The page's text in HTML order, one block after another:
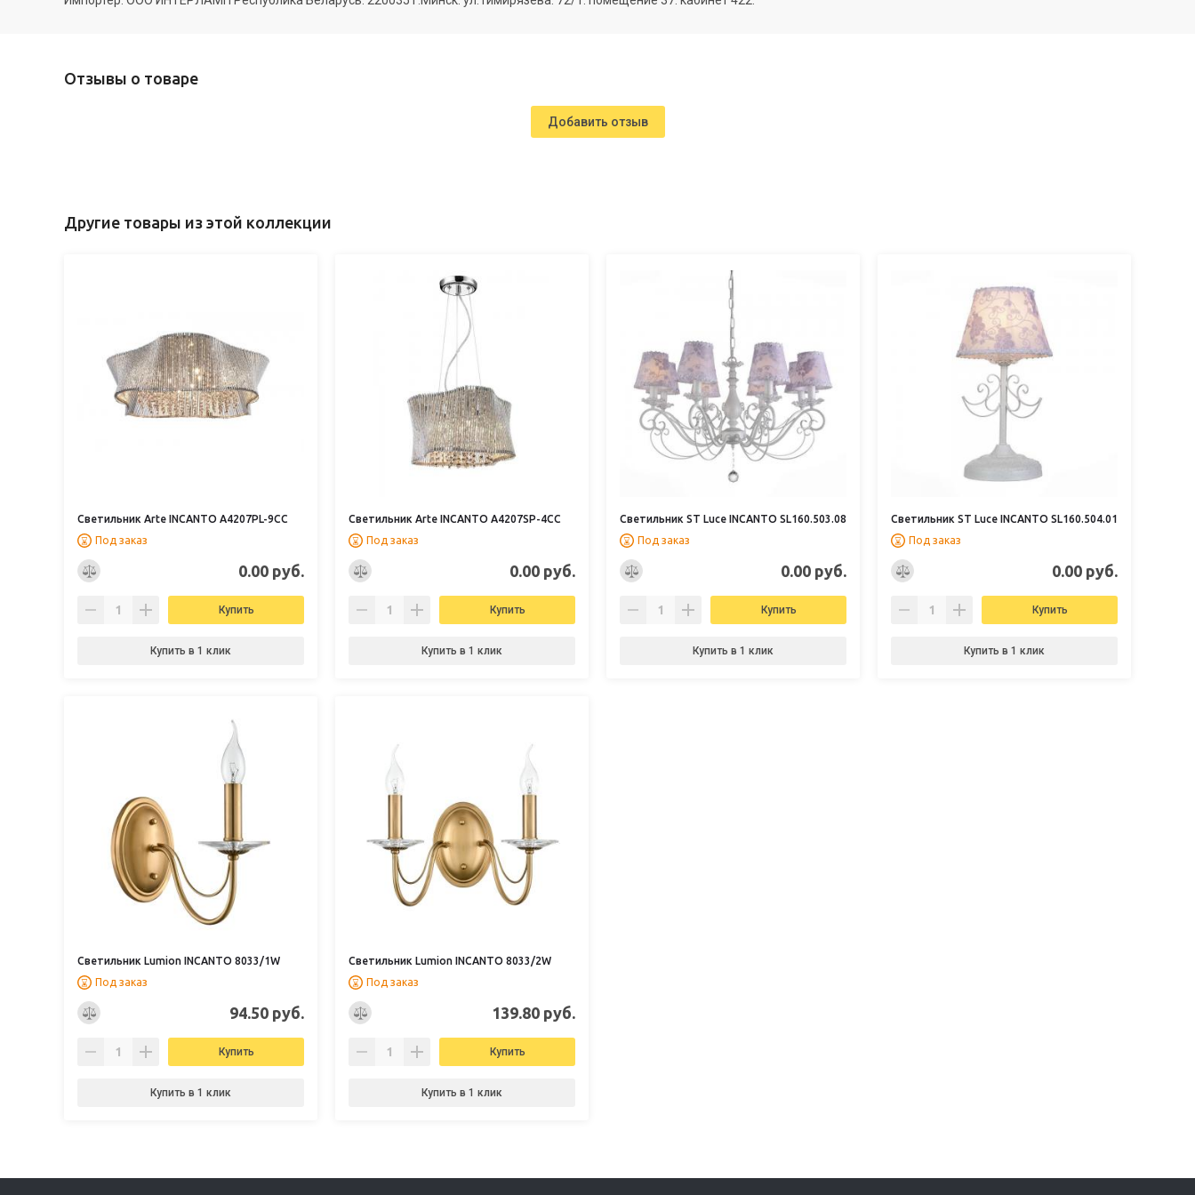
Отзывы о товаре
Добавить отзыв
Другие товары из этой коллекции
Светильник Arte INCANTO A4207PL-9CC
Под заказ
0.00 руб.
Купить
Купить в 1 клик
Светильник Arte INCANTO A4207SP-4CC
Под заказ
0.00 руб.
Купить
Купить в 1 клик
Светильник ST Luce INCANTO SL160.503.08
Под заказ
0.00 руб.
Купить
Купить в 1 клик
Светильник ST Luce INCANTO SL160.504.01
Под заказ
0.00 руб.
Купить
Купить в 1 клик
Светильник Lumion INCANTO 8033/1W
Под заказ
94.50 руб.
Купить
Купить в 1 клик
Светильник Lumion INCANTO 8033/2W
Под заказ
139.80 руб.
Купить
Купить в 1 клик